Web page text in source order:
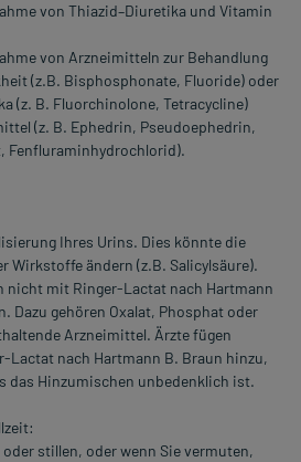
von Thiazid–Diuretika und Vitamin
von Arzneimitteln zur Behandlung
(z.B. Bisphosphonate, Fluoride) oder
(z. B. Fluorchinolone, Tetracycline)
(z. B. Ephedrin, Pseudoephedrin,
Fenfluraminhydrochlorid).
Ihres Urins. Dies könnte die
Wirkstoffe ändern (z.B. Salicylsäure).
nicht mit Ringer-Lactat nach Hartmann
Dazu gehören Oxalat, Phosphat oder
Arzneimittel. Ärzte fügen
Lactat nach Hartmann B. Braun hinzu,
das Hinzumischen unbedenklich ist.
stillen, oder wenn Sie vermuten,